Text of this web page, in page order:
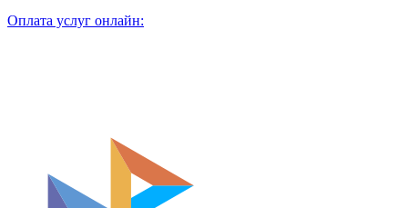
Оплата услуг онлайн: